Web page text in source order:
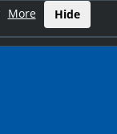
More Hide